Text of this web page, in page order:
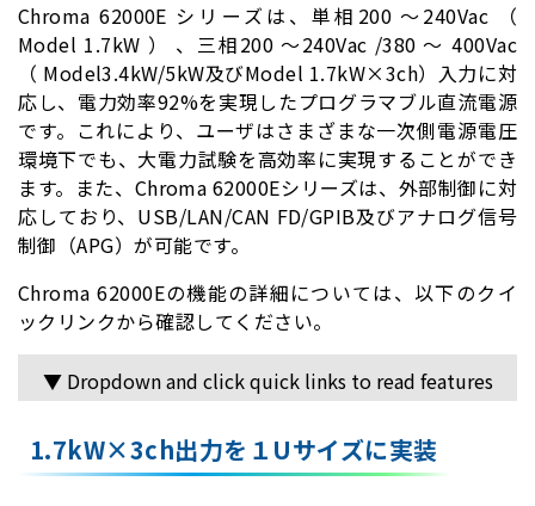
Chroma 62000E シリーズは、単相200 ～240Vac （
Model 1.7kW ） 、三相200 ～240Vac /380 ～ 400Vac
（ Model3.4kW/5kW及びModel 1.7kW×3ch）入力に対
応し、電力効率92%を実現したプログラマブル直流電源
です。これにより、ユーザはさまざまな一次側電源電圧
環境下でも、大電力試験を高効率に実現することができ
ます。また、Chroma 62000Eシリーズは、外部制御に対
応しており、USB/LAN/CAN FD/GPIB及びアナログ信号
制御（APG）が可能です。
Chroma 62000Eの機能の詳細については、以下のクイ
ックリンクから確認してください。
▼ Dropdown and click quick links to read features
1.7kW×3ch出力を１Uサイズに実装